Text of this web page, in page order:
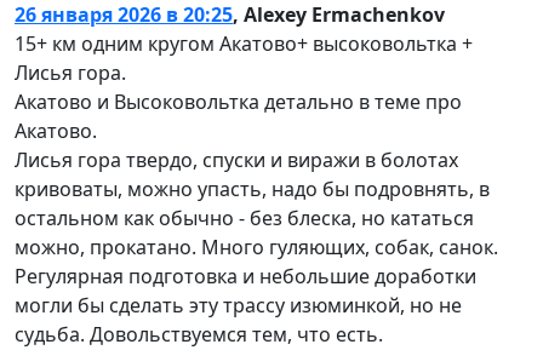
26 января 2026 в 20:25, Alexey Ermachenkov
15+ км одним кругом Акатово+ высоковольтка +
Лисья гора.
Акатово и Высоковольтка детально в теме про
Акатово.
Лисья гора твердо, спуски и виражи в болотах
кривоваты, можно упасть, надо бы подровнять, в
остальном как обычно - без блеска, но кататься
можно, прокатано. Много гуляющих, собак, санок.
Регулярная подготовка и небольшие доработки
могли бы сделать эту трассу изюминкой, но не
судьба. Довольствуемся тем, что есть.